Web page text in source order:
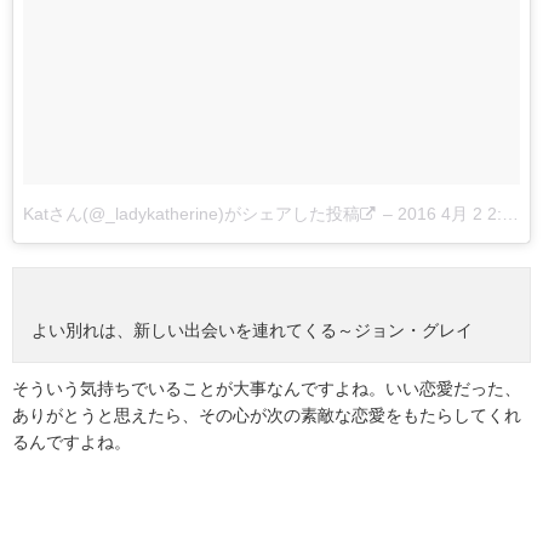
Katさん(@_ladykatherine)がシェアした投稿 – 2016 4月 2 2:53午前 PDT
よい別れは、新しい出会いを連れてくる～ジョン・グレイ
そういう気持ちでいることが大事なんですよね。いい恋愛だった、
ありがとうと思えたら、その心が次の素敵な恋愛をもたらしてくれ
るんですよね。